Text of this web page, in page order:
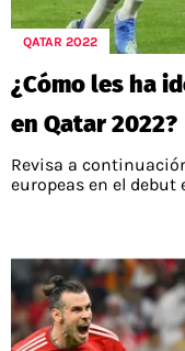
POLÍTICAS DE
POLÍTICA EDITORIAL
PUBLICIDAD / ADS
CONTACTO
AD CHOICES
ENTREVISTAS
Ad Choices
QATAR 2022
¿Cómo les ha
en Qatar 2022?
Revisa a
europeas en el debut